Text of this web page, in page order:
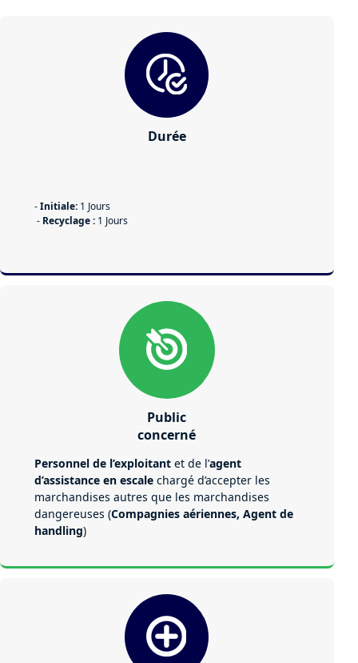
Durée
-Initiale: 1 Jours
- Recyclage : 1 Jours
Public
concerné
Personnel de l’exploitantet de l’agent
d’assistance en escalechargé d’accepter les
marchandises autres que les marchandises
dangereuses (Compagnies aériennes, Agent de
handling)